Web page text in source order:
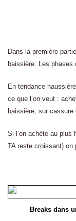
Dans la première
baissière. Les
En tendance
ce que l’on veut :
baissière, sur
Si l’on achète au plus
TA reste croissant) on
Breaks dans